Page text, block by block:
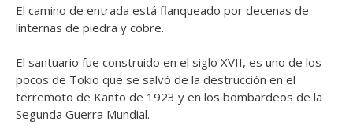
El camino de entrada está flanqueado por decenas de
linternas de piedra y cobre.
El santuario fue construido en el siglo XVII, es uno de los
pocos de Tokio que se salvó de la destrucción en el
terremoto de Kanto de 1923 y en los bombardeos de la
Segunda Guerra Mundial.